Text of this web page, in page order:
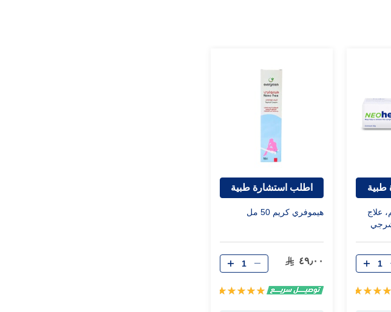
طبية
مرهم 30 جم، علاج
اطلب استشارة طبية
هيموفري كريم 50 مل
٤٩٫٠٠
تقييم: